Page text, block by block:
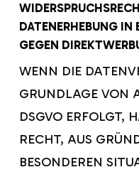
DATENERHEBUNG IN
GEGEN
WENN DIE
GRUNDLAGE VON
DSGVO ERFOLGT,
RECHT, AUS
BESONDEREN